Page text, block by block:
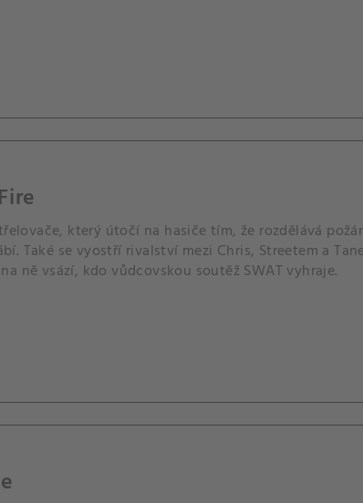
který útočí na hasiče tím, že rozdělává
Také se vyostří rivalství mezi Chris, Streetem a
ně vsází, kdo vůdcovskou soutěž SWAT vyhraje.